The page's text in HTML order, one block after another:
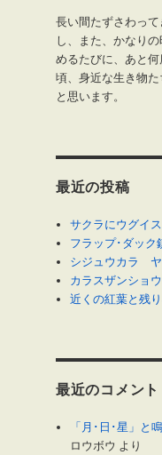
長い間たずさわっ
し、また、かなり
めるたびに、あと
頃、身近な生き物
と思います。
最近の投稿
サクラにウグイ
フラップ･ダック
シジュウカラ
カラスザンショ
近くの紅葉と残
最近のコメント
「月･日･星」
ロウボウ より